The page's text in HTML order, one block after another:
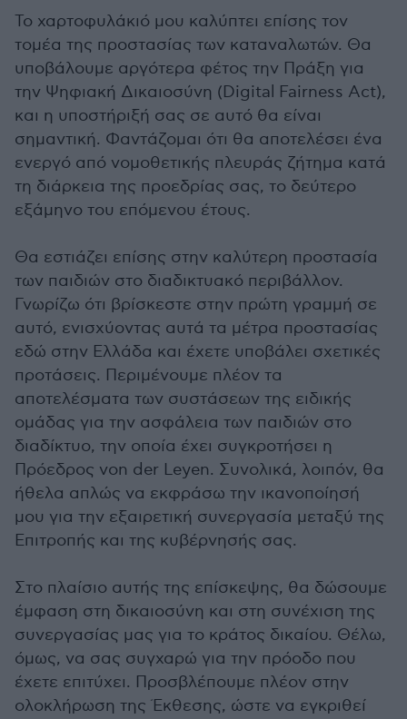
Το χαρτοφυλάκιό μου καλύπτει επίσης τον
τομέα της προστασίας των καταναλωτών. Θα
υποβάλουμε αργότερα φέτος την Πράξη για
την Ψηφιακή Δικαιοσύνη (Digital Fairness Act),
και η υποστήριξή σας σε αυτό θα είναι
σημαντική. Φαντάζομαι ότι θα αποτελέσει ένα
ενεργό από νομοθετικής πλευράς ζήτημα κατά
τη διάρκεια της προεδρίας σας, το δεύτερο
εξάμηνο του επόμενου έτους.
Θα εστιάζει επίσης στην καλύτερη προστασία
των παιδιών στο διαδικτυακό περιβάλλον.
Γνωρίζω ότι βρίσκεστε στην πρώτη γραμμή σε
αυτό, ενισχύοντας αυτά τα μέτρα προστασίας
εδώ στην Ελλάδα και έχετε υποβάλει σχετικές
προτάσεις. Περιμένουμε πλέον τα
αποτελέσματα των συστάσεων της ειδικής
ομάδας για την ασφάλεια των παιδιών στο
διαδίκτυο, την οποία έχει συγκροτήσει η
Πρόεδρος von der Leyen. Συνολικά, λοιπόν, θα
ήθελα απλώς να εκφράσω την ικανοποίησή
μου για την εξαιρετική συνεργασία μεταξύ της
Επιτροπής και της κυβέρνησής σας.
Στο πλαίσιο αυτής της επίσκεψης, θα δώσουμε
έμφαση στη δικαιοσύνη και στη συνέχιση της
συνεργασίας μας για το κράτος δικαίου. Θέλω,
όμως, να σας συγχαρώ για την πρόοδο που
έχετε επιτύχει. Προσβλέπουμε πλέον στην
ολοκλήρωση της Έκθεσης, ώστε να εγκριθεί